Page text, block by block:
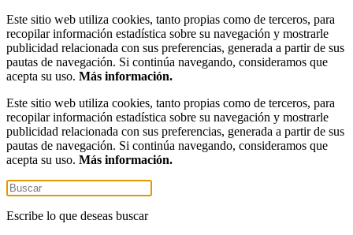
Este sitio web utiliza cookies, tanto propias como de terceros, para
recopilar información estadística sobre su navegación y mostrarle
publicidad relacionada con sus preferencias, generada a partir de sus
pautas de navegación. Si continúa navegando, consideramos que
acepta su uso. Más información.
Este sitio web utiliza cookies, tanto propias como de terceros, para
recopilar información estadística sobre su navegación y mostrarle
publicidad relacionada con sus preferencias, generada a partir de sus
pautas de navegación. Si continúa navegando, consideramos que
acepta su uso. Más información.
Escribe lo que deseas buscar